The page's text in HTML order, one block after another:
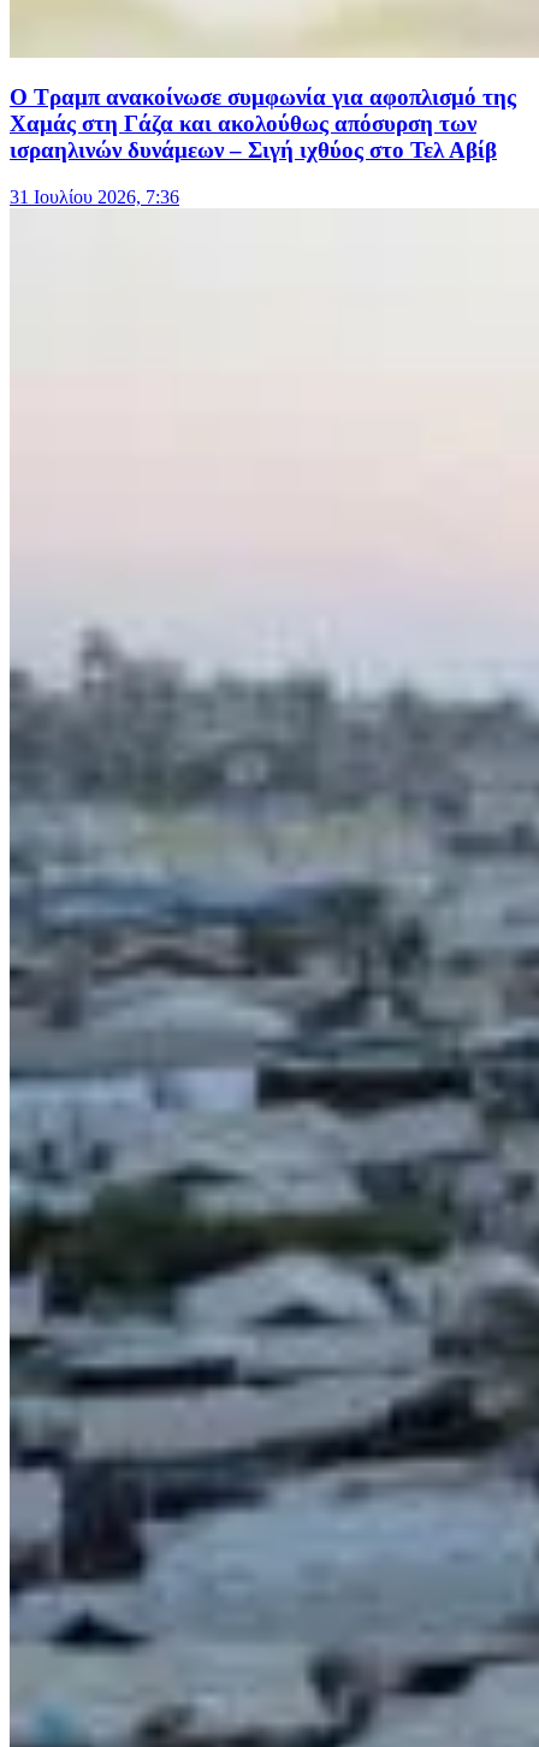
Ο Τραμπ ανακοίνωσε συμφωνία για αφοπλισμό της
Χαμάς στη Γάζα και ακολούθως απόσυρση των
ισραηλινών δυνάμεων – Σιγή ιχθύος στο Τελ Αβίβ
31 Ιουλίου 2026, 7:36